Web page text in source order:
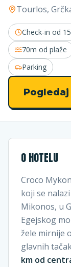
Tourlos,
Check-in od
70m od plaže
Parking
Pogledaj
O HOTELU
Croco
koji se
Mikonos, u
Egejskog
žele mirnije
glavnih
km od